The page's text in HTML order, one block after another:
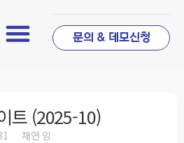
문의 & 데모신청
트 (2025-10)
채연 임